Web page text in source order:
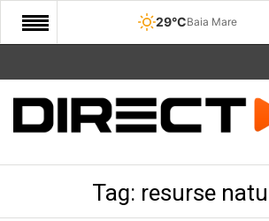
29°CBaia Mare
START
COMUNITATE
Tag: resurse